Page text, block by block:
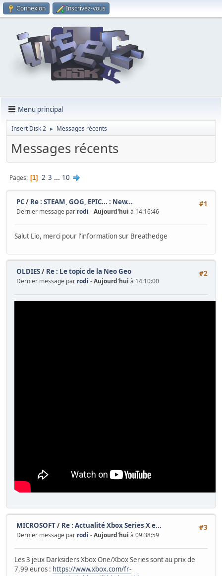
Connexion Inscrivez-vous
Menu principal
Insert Disk 2 ► Messages récents
Messages récents
Pages 1 2 3 ... 10
#1
PC/ Re : STEAM, GOG, EPIC... : New...
Dernier message par rodi -Aujourd'hui à 14:16:46
Salut Lio, merci pour l'information sur Breathedge
#2
OLDIES/ Re : Le topic de la Neo Geo
Dernier message par rodi -Aujourd'hui à 14:10:00
#3
MICROSOFT/ Re : Actualité Xbox Series X e...
Dernier message par rodi -Aujourd'hui à 09:38:59
Les 3 jeux Darksiders Xbox One/Xbox Series sont au prix de
7,99 euros : https://www.xbox.com/fr-